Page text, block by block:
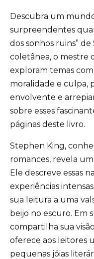
Descubra um
surpreendentes
dos sonhos ruins”
coletânea, o mestre
exploram temas
moralidade e culpa,
envolvente e
sobre esses
páginas deste livro.
Stephen King,
romances, revela
Ele descreve essas
experiências
sua leitura a uma
beijo no escuro. Em
compartilha sua
oferece aos leitores
pequenas jóias